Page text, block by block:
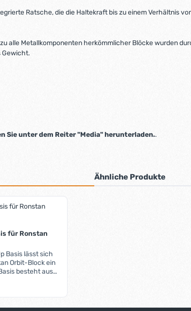
Ratsche, die die Haltekraft bis zu einem Verhältnis
alle Metallkomponenten herkömmlicher Blöcke wurden
Gewicht.
Sie unter dem Reiter "Media" herunterladen..
Ähnliche Produkte
für Ronstan
Basis lässt sich
Orbit-Block ein
besteht aus
Block in
Im Gegensatz zu
keine Leinen